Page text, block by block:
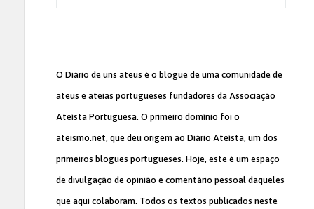
O Diário de uns ateus é o blogue de uma comunidade de
ateus e ateias portugueses fundadores da Associação
Ateísta Portuguesa. O primeiro domínio foi o
ateismo.net, que deu origem ao Diário Ateísta, um dos
primeiros blogues portugueses. Hoje, este é um espaço
de divulgação de opinião e comentário pessoal daqueles
que aqui colaboram. Todos os textos publicados neste